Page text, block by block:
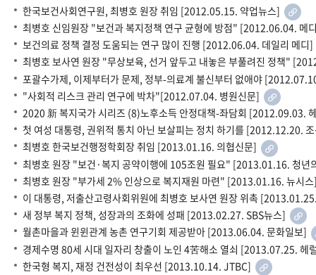
한국보건사회연구원, 최병호 원장 취임 [2012.05.15. 약업뉴스]
최병호 신임원장 "보건과 복지정책 연구 균형에 방점" [2012.06.04. 메
보건의료 정책 결정 도움되는 연구 많이 진행 [2012.06.04. 데일리 메
최병호 보사연 원장 "무상보육, 선거 앞두고 내놓은 부풀려진 정책"
포괄수가제, 이제부터가 문제, 정부-의료계 불신부터 없애야
"사회적 리스크 관리 연구에 박차"[2012.07.04. 병원신문]
2020 新 복지국가 시리즈 (8)노후소득 안정대책-좌담회 [2012.09.03.
첫 여성 대통령, 권위적 통치 아닌 보살피는 정치 하기를 [2012.12.20.
최병호 한국보건행정학회장 취임 [2013.01.16. 의협신문]
최병호 원장 "보건·복지 공약이행에 105조원 필요" [2013.01.16. 청
최병호 원장 "부가세 2% 인상으로 복지재원 마련" [2013.01.16. 뉴시
이 대통령, 저출산고령사회위원에 최병호 보사연 원장 위촉
새 정부 복지 정책, 성장과의 조화에 성패 [2013.02.27. SBS뉴스]
월촌마을과 윈윈관계 농촌 연구기회 제공받아 [2013.06.04. 문화일보]
경제수명 80세 시대 일자리 창출이 노인 4苦해소 열쇠 [2013.07.25.
한국형 복지, 재정 건전성이 최우선 [2013.10.14. JTBC]